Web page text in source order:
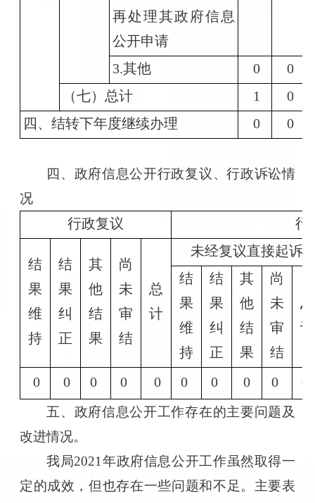
再处理其政府信息
公开申请
3.其他 0
0
（七）总计
1
0
四、结转下年度继续办理
0 0
四、政府信息公开行政复议、行政诉讼情
况
行政复议 行
结
果
维
持
结
果
纠
正
其
他
结
果
尚
未
审
结
总
计
未经复议直接起诉
结
果
维
持
结
果
纠
正
其
他
结
果
尚
未
审
结
总
计
0 0 0 0 0 0 0 0 0 0
五、政府信息公开工作存在的主要问题及
改进情况。
我局2021年政府信息公开工作虽然取得一
定的成效，但也存在一些问题和不足。主要表